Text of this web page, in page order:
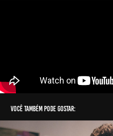
Você também pode gostar: